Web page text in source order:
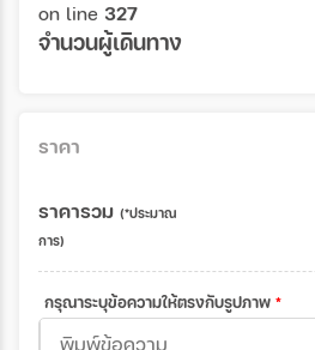
on line 327
จำนวนผู้เดินทาง
ราคา
ราคารวม (*ประมาณ
การ)
กรุณาระบุข้อความให้ตรงกับรูปภาพ *